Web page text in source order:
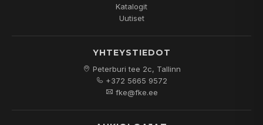
Katalogit
Uutiset
YHTEYSTIEDOT
Peterburi tee 2c, Tallinn
+372 5665 9572
fke@fke.ee